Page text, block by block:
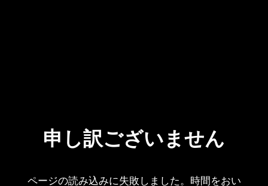
申し訳ございません
ページの読み込みに失敗しました。時間をおい